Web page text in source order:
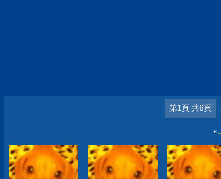
第1頁 共6頁
«